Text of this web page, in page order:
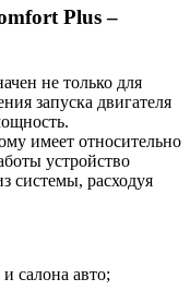
Plus –
не только для
запуска двигателя
имеет относительно
устройство
системы, расходуя
салона авто;